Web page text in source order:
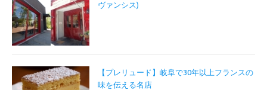
ヴァンシス)
【プレリュード】岐阜で30年以上フランスの
味を伝える名店